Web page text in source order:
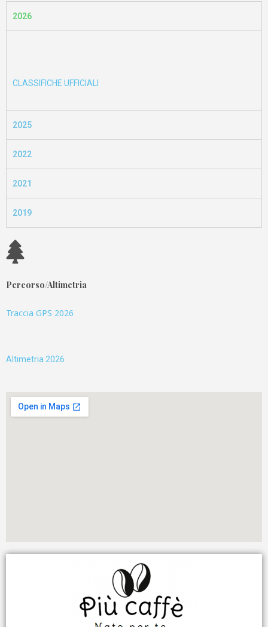
2026
CLASSIFICHE UFFICIALI
2025
2022
2021
2019
Percorso/Altimetria
Traccia GPS 2026
Altimetria 2026